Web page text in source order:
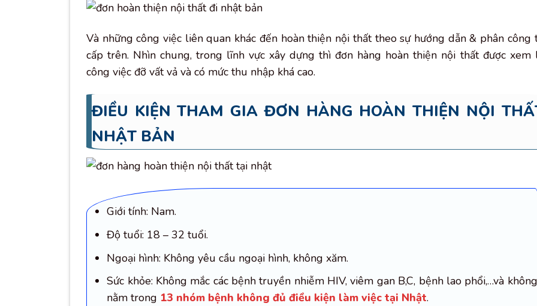
Và những công việc liên quan khác đến hoàn thiện nội thất theo sự hướng dẫn & phân công
cấp trên. Nhìn chung, trong lĩnh vực xây dựng thì đơn hàng hoàn thiện nội thất được xem
công việc đỡ vất vả và có mức thu nhập khá cao.
ĐIỀU KIỆN THAM GIA ĐƠN HÀNG HOÀN THIỆN NỘI
NHẬT BẢN
Giới tính: Nam.
Độ tuổi: 18 – 32 tuổi.
Ngoại hình: Không yêu cầu ngoại hình, không xăm.
Sức khỏe: Không mắc các bệnh truyền nhiễm HIV, viêm gan B,C, bệnh lao phổi,…và không
nằm trong 13 nhóm bệnh không đủ điều kiện làm việc tại Nhật.